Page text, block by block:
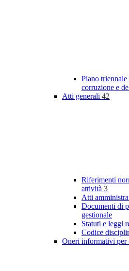
Piano
corruzione e
Atti generali 42
Riferimenti
attività 3
Atti
Documenti di
gestionale
Statuti e leggi
Codice
Oneri informativi per